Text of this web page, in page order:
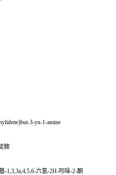
3-yn-1-amine
胺
-1,3,3a,4,5,6-六氢-2H-吲哚-2-酮